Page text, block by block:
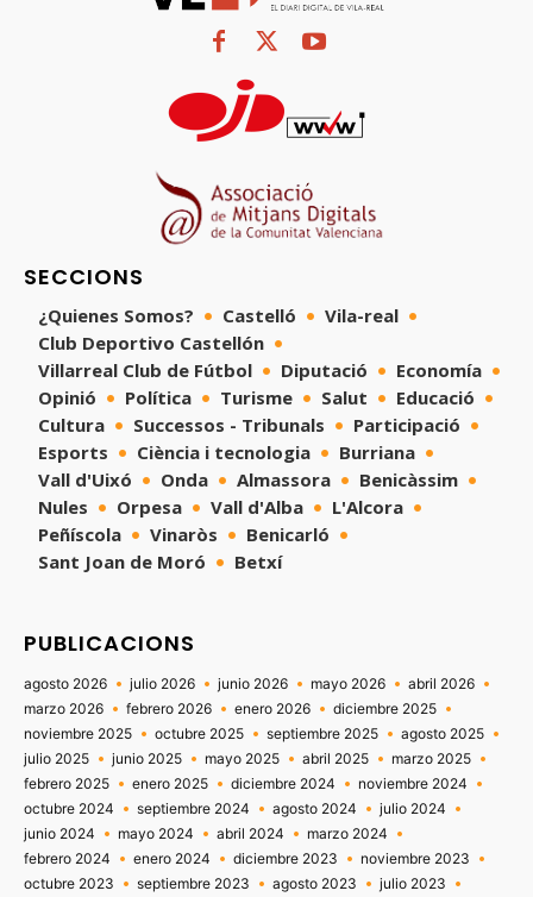
SECCIONS
¿Quienes Somos? Castelló
Vila-real
Club Deportivo Castellón
Villarreal Club de Fútbol
Diputació
Economía
Opinió
Política Turisme Salut
Educació
Cultura
Successos - Tribunals
Participació
Esports
Ciència i tecnologia
Burriana
Vall d'Uixó
Onda Almassora
Benicàssim
Nules
Orpesa Vall d'Alba
L'Alcora
Peñíscola
Vinaròs
Benicarló
Sant Joan de Moró
Betxí
PUBLICACIONS
agosto 2026 julio 2026 junio 2026 mayo 2026
abril 2026
marzo 2026
febrero 2026 enero 2026
diciembre 2025
noviembre 2025
octubre 2025 septiembre 2025
agosto 2025
julio 2025
junio 2025 mayo 2025 abril 2025
marzo 2025
febrero 2025
enero 2025 diciembre 2024
noviembre 2024
octubre 2024
septiembre 2024 agosto 2024
julio 2024
junio 2024
mayo 2024 abril 2024
marzo 2024
febrero 2024
enero 2024 diciembre 2023
noviembre 2023
octubre 2023
septiembre 2023 agosto 2023
julio 2023